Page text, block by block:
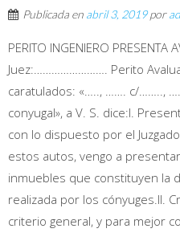
Publicada en abril 3, 2019por
PERITO INGENIERO
Juez:……………………. Perito
caratulados: «….., ……. c/……..,
conyugal», a V. S. dice:I.
con lo dispuesto por el
estos autos, vengo a
inmuebles que constituyen la
realizada por los cónyuges.II.
criterio general, y para mejor